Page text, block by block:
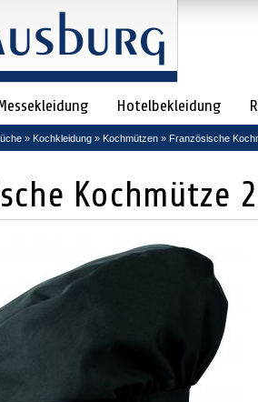
Hotelbekleidung
» Kochkleidung » Kochmützen » Französische
Kochmütze